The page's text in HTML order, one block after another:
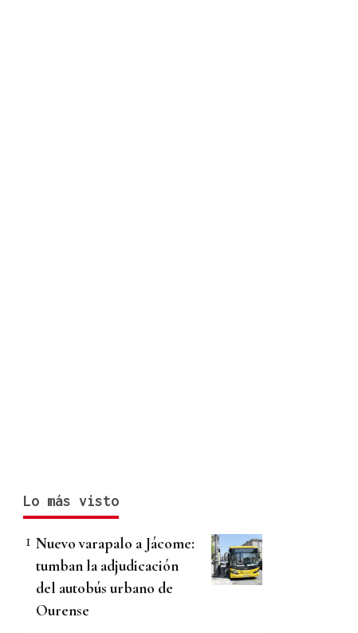
Lo más visto
Nuevo varapalo a Jácome:
tumban la adjudicación
del autobús urbano de
Ourense